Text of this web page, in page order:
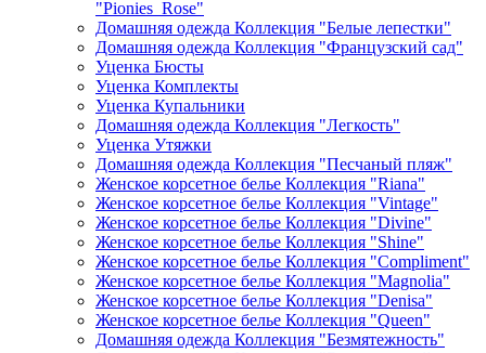
"Pionies_Rose"
Домашняя одежда Коллекция "Белые лепестки"
Домашняя одежда Коллекция "Французский сад"
Уценка Бюсты
Уценка Комплекты
Уценка Купальники
Домашняя одежда Коллекция "Легкость"
Уценка Утяжки
Домашняя одежда Коллекция "Песчаный пляж"
Женское корсетное белье Коллекция "Riana"
Женское корсетное белье Коллекция "Vintage"
Женское корсетное белье Коллекция "Divine"
Женское корсетное белье Коллекция "Shine"
Женское корсетное белье Коллекция "Compliment"
Женское корсетное белье Коллекция "Magnolia"
Женское корсетное белье Коллекция "Denisa"
Женское корсетное белье Коллекция "Queen"
Домашняя одежда Коллекция "Безмятежность"